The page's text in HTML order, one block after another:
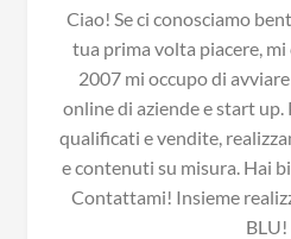
Ciao! Se ci conosciamo
tua prima volta piacere,
2007 mi occupo di
online di aziende e start
qualificati e vendite,
e contenuti su misura. Hai
Contattami! Insieme
BLU!